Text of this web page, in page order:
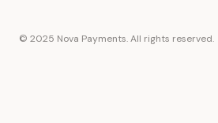
© 2025 Nova Payments. All rights reserved.